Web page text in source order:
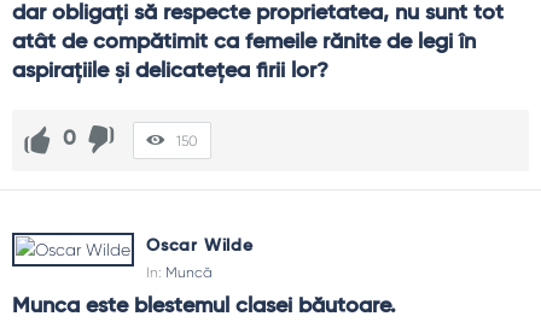
dar obligaţi să respecte proprietatea, nu sunt tot
atât de compătimit ca femeile rănite de legi în
aspiraţiile şi delicateţea firii lor?
0 150
Oscar Wilde
In: Muncă
Munca este blestemul clasei băutoare.